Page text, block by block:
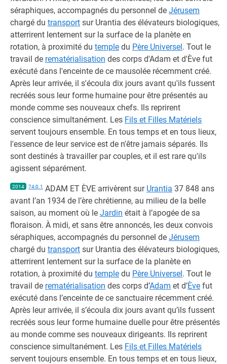
séraphiques, accompagnés du personnel de Jérusem
chargé du transport sur Urantia des élévateurs biologiques,
atterrirent lentement sur la surface de la planète en
rotation, à proximité du temple du Père Universel. Tout le
travail de rematérialisation des corps d'Adam et d'Ève fut
exécuté dans l'enceinte de ce mausolée récemment créé.
Après leur arrivée, il s'écoula dix jours avant qu'ils fussent
recréés sous leur forme humaine pour être présentés au
monde comme ses nouveaux chefs. Ils reprirent
conscience simultanément. Les Fils et Filles Matériels
servent toujours ensemble. En tous temps et en tous lieux,
l'essence de leur service est de n'être jamais séparés. Ils
sont destinés à travailler par couples, et il est rare qu'ils
agissent séparément.
2014 74:0.1 ADAM ET ÈVE arrivèrent sur Urantia 37 848 ans
avant l’an 1934 de l’ère chrétienne, au milieu de la belle
saison, au moment où le Jardin était à l’apogée de sa
floraison. À midi, et sans être annoncés, les deux convois
séraphiques, accompagnés du personnel de Jérusem
chargé du transport sur Urantia des élévateurs biologiques,
atterrirent lentement sur la surface de la planète en
rotation, à proximité du temple du Père Universel. Tout le
travail de rematérialisation des corps d’Adam et d’Ève fut
exécuté dans l’enceinte de ce sanctuaire récemment créé.
Après leur arrivée, il s’écoula dix jours avant qu’ils fussent
recréés sous leur forme humaine duelle pour être présentés
au monde comme ses nouveaux dirigeants. Ils reprirent
conscience simultanément. Les Fils et Filles Matériels
servent toujours ensemble. En tous temps et en tous lieux,